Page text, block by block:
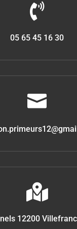

05 65 45 16 30


12200